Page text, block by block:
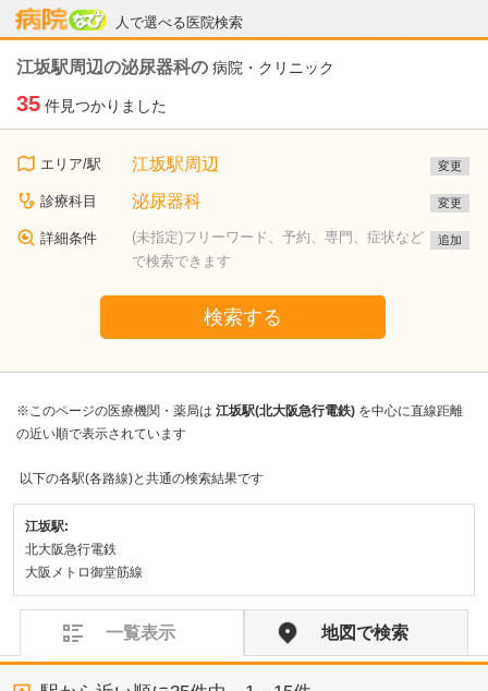
人で選べる医院検索
病院なび
江坂駅周辺の泌尿器科の 病院・クリニック
35 件見つかりました
エリア/駅 江坂駅周辺 変更
診療科目 泌尿器科 変更
詳細条件
(未指定)フリーワード、予約、専門、症状など
で検索できます
追加
検索する
※このページの医療機関・薬局は 江坂駅(北大阪急行電鉄) を中心に直線距離
の近い順で表示されています
以下の各駅(各路線)と共通の検索結果です
江坂駅:
北大阪急行電鉄
大阪メトロ御堂筋線
一覧表示 地図で検索